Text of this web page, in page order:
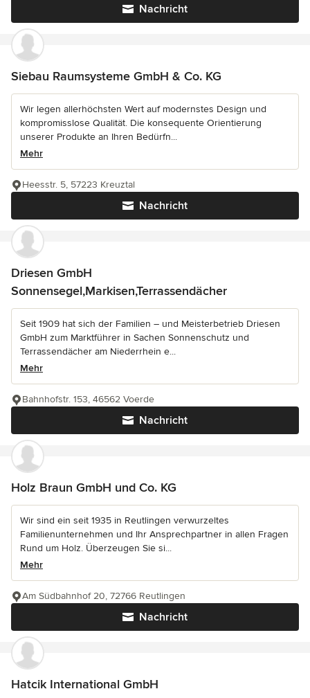
Nachricht
Siebau Raumsysteme GmbH & Co. KG
Wir legen allerhöchsten Wert auf modernstes Design und
kompromisslose Qualität. Die konsequente Orientierung
unserer Produkte an Ihren Bedürfn...
Mehr
Nachricht
Heesstr. 5, 57223 Kreuztal
Driesen GmbH
Sonnensegel,Markisen,Terrassendächer
Seit 1909 hat sich der Familien – und Meisterbetrieb Driesen
GmbH zum Marktführer in Sachen Sonnenschutz und
Terrassendächer am Niederrhein e...
Mehr
Nachricht
Bahnhofstr. 153, 46562 Voerde
Holz Braun GmbH und Co. KG
Wir sind ein seit 1935 in Reutlingen verwurzeltes
Familienunternehmen und Ihr Ansprechpartner in allen Fragen
Rund um Holz. Überzeugen Sie si...
Mehr
Nachricht
Am Südbahnhof 20, 72766 Reutlingen
Hatcik International GmbH